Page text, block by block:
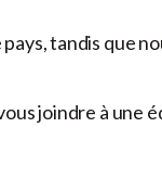
tandis que
joindre à une